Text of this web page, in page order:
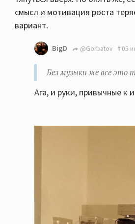
смысл и мотивация роста
вариант.
BigD @Gorbatov 05
Без музыки же все это
Ага, и руки, привычные к